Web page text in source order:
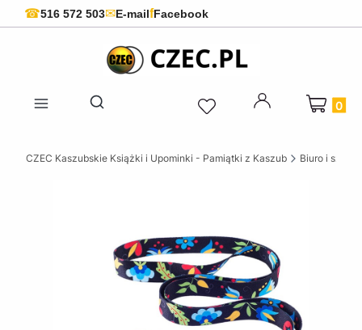
☎516 572 503✉E-mailfFacebook
Otwórz wyszukiwarkę
Produkty
CZEC Kaszubskie Książki i Upominki - Pamiątki z Kaszub Biuro i